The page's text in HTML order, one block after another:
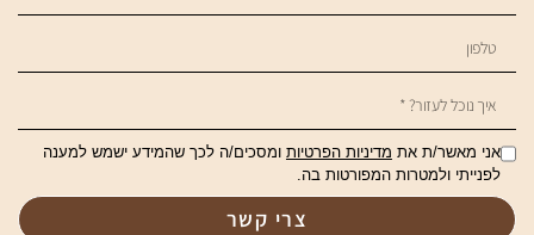
אני מאשר/ת את מדיניות הפרטיות ומסכים/ה לכך שהמידע ישמש למענה
לפנייתי ולמטרות המפורטות בה.
צרי קשר